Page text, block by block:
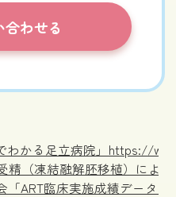
わせる
わかる足立病院」https://
（凍結融解胚移植）によ
ART臨床実施成績データ